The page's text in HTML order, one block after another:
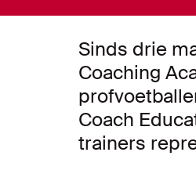
Sinds drie
Coaching
Coach
trainers